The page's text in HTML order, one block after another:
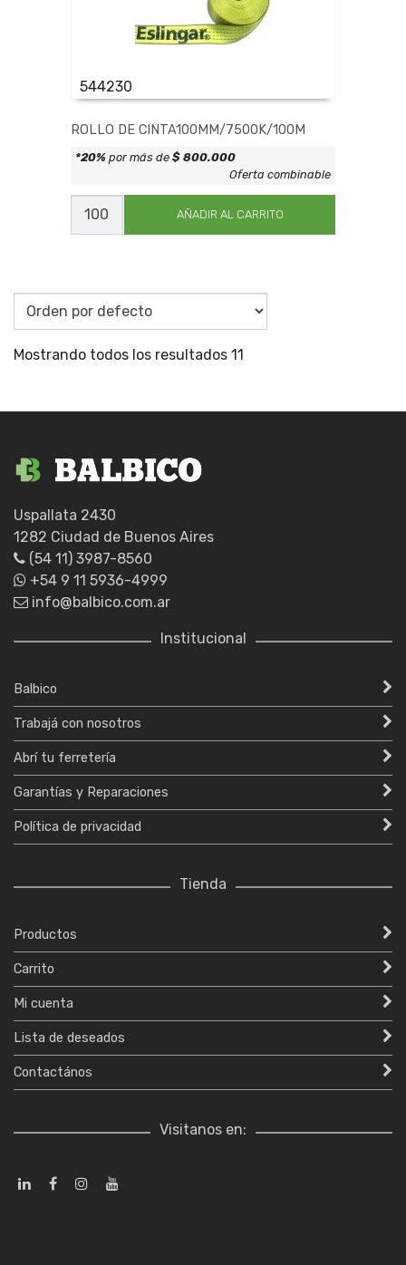
544230
ROLLO DE CINTA100MM/7500K/100M
ROLLO
DE
CINTA100MM/7500K/100M
AÑADIR AL CARRITO
*20%por más de $ 800.000
Oferta combinable
Mostrando todos los resultados 11
Uspallata 2430
1282 Ciudad de Buenos Aires
(54 11) 3987-8560
+54 9 11 5936-4999
info@balbico.com.ar
Institucional
Balbico
Trabajá con nosotros
Abrí tu ferretería
Garantías y Reparaciones
Política de privacidad
Tienda
Productos
Carrito
Mi cuenta
Lista de deseados
Contactános
Visitanos en: